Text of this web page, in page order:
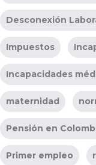
Desconexión
Impuestos
Incapacidades
maternidad
Pensión en
Primer empleo